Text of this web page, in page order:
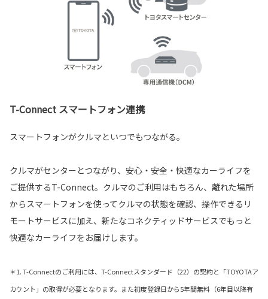
T-Connect スマートフォン連携
スマートフォンがクルマといつでもつながる。
クルマがセンターとつながり、安心・安全・快適なカーライフを
ご提供するT-Connect。クルマのご利用はもちろん、離れた場所
からスマートフォンを使ってクルマの状態を確認、操作できるリ
モートサービスに加え、新たなコネクティッドサービスでもっと
快適なカーライフをお届けします。
＊1. T-Connectのご利用には、T-Connectスタンダード（22）の契約と「TOYOTAア
カウント」の取得が必要となります。また初度登録日から5年間無料（6年目以降有